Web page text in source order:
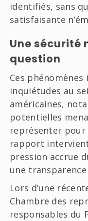
identifiés, sans
satisfaisante
Une sécurité
question
Ces
inquiétudes au
américaines,
potentielles
représenter pour
rapport
pression accrue
une
Lors d’une
Chambre des
responsables du